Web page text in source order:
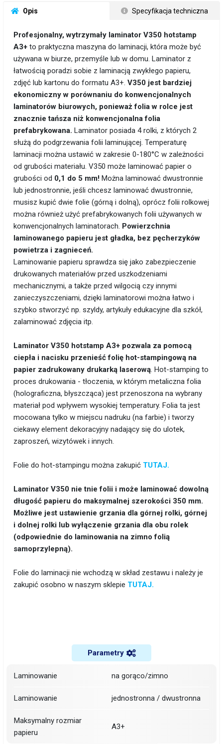
Opis Specyfikacja techniczna
Profesjonalny, wytrzymały laminator V350 hotstamp
A3+ to praktyczna maszyna do laminacji, która może być
używana w biurze, przemyśle lub w domu. Laminator z
łatwością poradzi sobie z laminacją zwykłego papieru,
zdjęć lub kartonu do formatu A3+. V350 jest bardziej
ekonomiczny w porównaniu do konwencjonalnych
laminatorów biurowych, ponieważ folia w rolce jest
znacznie tańsza niż konwencjonalna folia
prefabrykowana. Laminator posiada 4 rolki, z których 2
służą do podgrzewania folii laminującej. Temperaturę
laminacji można ustawić w zakresie 0-180°C w zależności
od grubości materiału. V350 może laminować papier o
grubości od 0,1 do 5 mm! Można laminować dwustronnie
lub jednostronnie, jeśli chcesz laminować dwustronnie,
musisz kupić dwie folie (górną i dolną), oprócz folii rolkowej
można również użyć prefabrykowanych folii używanych w
konwencjonalnych laminatorach. Powierzchnia
laminowanego papieru jest gładka, bez pęcherzyków
powietrza i zagnieceń.
Laminowanie papieru sprawdza się jako zabezpieczenie
drukowanych materiałów przed uszkodzeniami
mechanicznymi, a także przed wilgocią czy innymi
zanieczyszczeniami, dzięki laminatorowi można łatwo i
szybko stworzyć np. szyldy, artykuły edukacyjne dla szkół,
zalaminować zdjęcia itp.
Laminator V350 hotstamp A3+ pozwala za pomocą
ciepła i nacisku przenieść folię hot-stampingową na
papier zadrukowany drukarką laserową. Hot-stamping to
proces drukowania - tłoczenia, w którym metaliczna folia
(holograficzna, błyszcząca) jest przenoszona na wybrany
materiał pod wpływem wysokiej temperatury. Folia ta jest
mocowana tylko w miejscu nadruku (na farbie) i tworzy
ciekawy element dekoracyjny nadający się do ulotek,
zaproszeń, wizytówek i innych.
Folie do hot-stampingu można zakupić TUTAJ.
Laminator V350 nie tnie folii i może laminować dowolną
długość papieru do maksymalnej szerokości 350 mm.
Możliwe jest ustawienie grzania dla górnej rolki, górnej
i dolnej rolki lub wyłączenie grzania dla obu rolek
(odpowiednie do laminowania na zimno folią
samoprzylepną).
Folie do laminacji nie wchodzą w skład zestawu i należy je
zakupić osobno w naszym sklepie TUTAJ.
Parametry
Laminowanie na gorąco/zimno
Laminowanie jednostronna / dwustronna
Maksymalny rozmiar
papieru
A3+